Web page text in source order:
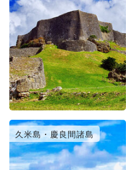
久米島・慶良間諸島